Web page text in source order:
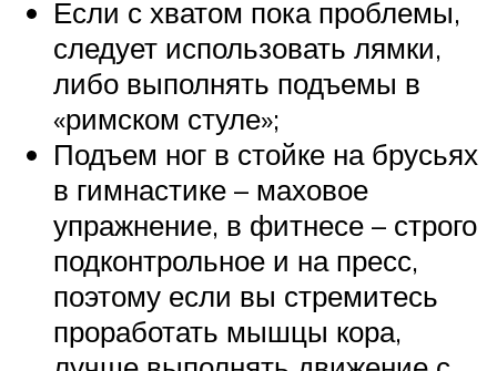
Если с хватом пока проблемы,
следует использовать лямки,
либо выполнять подъемы в
«римском стуле»;
Подъем ног в стойке на брусьях
в гимнастике – маховое
упражнение, в фитнесе – строго
подконтрольное и на пресс,
поэтому если вы стремитесь
проработать мышцы кора,